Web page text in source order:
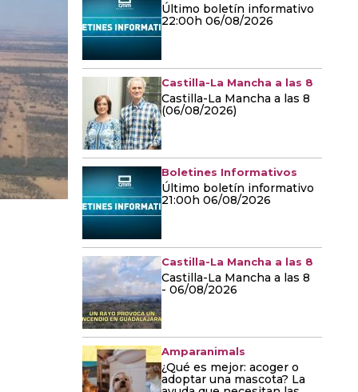
Último boletín informativo
22:00h 06/08/2026
Castilla-La Mancha a las 8
Castilla-La Mancha a las 8
(06/08/2026)
Boletines Informativos
Último boletín informativo
21:00h 06/08/2026
Castilla-La Mancha a las 8
Castilla-La Mancha a las 8
- 06/08/2026
Amparanimals
¿Qué es mejor: acoger o
adoptar una mascota? La